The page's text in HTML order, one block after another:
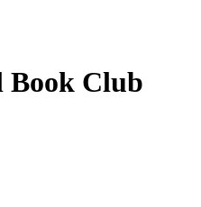
Book Club